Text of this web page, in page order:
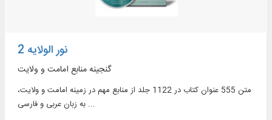
نور الولایه 2
گنجینه منابع امامت و ولایت
متن 555 عنوان کتاب در 1122 جلد از منابع مهم در زمينه امامت و ولايت،
به زبان عربی و فارسی ...